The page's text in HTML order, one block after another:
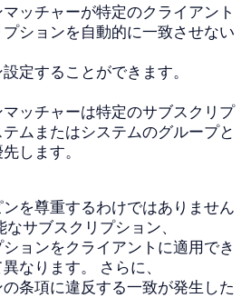
ッチャーが特定のクライアント
ションを自動的に一致させない
定することができます。
ッチャーは特定のサブスクリプ
ムまたはシステムのグループと
します。
を尊重するわけではありません
サブスクリプション、
ョンをクライアントに適用でき
なります。 さらに、
条項に違反する一致が発生した